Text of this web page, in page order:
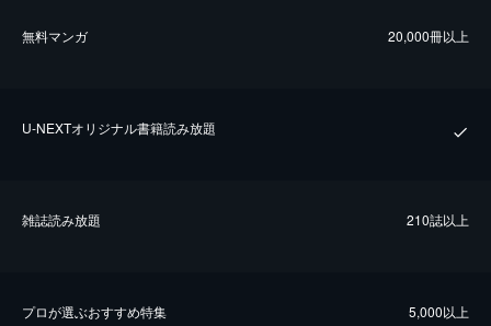
無料マンガ 20,000冊以上
U-NEXTオリジナル書籍読み放題
雑誌読み放題 210誌以上
プロが選ぶおすすめ特集 5,000以上